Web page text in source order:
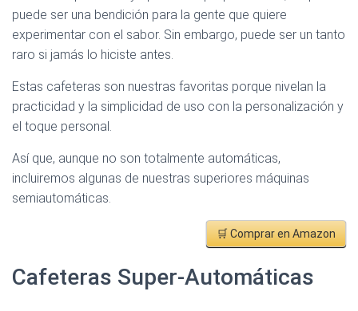
puede ser una bendición para la gente que quiere
experimentar con el sabor. Sin embargo, puede ser un tanto
raro si jamás lo hiciste antes.
Estas cafeteras son nuestras favoritas porque nivelan la
practicidad y la simplicidad de uso con la personalización y
el toque personal.
Así que, aunque no son totalmente automáticas,
incluiremos algunas de nuestras superiores máquinas
semiautomáticas.
🛒 Comprar en Amazon
Cafeteras Super-Automáticas